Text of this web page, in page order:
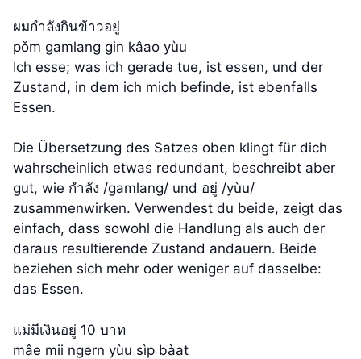
ผมกำลังกินข้าวอยู่
pǒm gamlang gin kâao yùu
Ich esse; was ich gerade tue, ist essen, und der
Zustand, in dem ich mich befinde, ist ebenfalls
Essen.
Die Übersetzung des Satzes oben klingt für dich
wahrscheinlich etwas redundant, beschreibt aber
gut, wie กำลัง /gamlang/ und อยู่ /yùu/
zusammenwirken. Verwendest du beide, zeigt das
einfach, dass sowohl die Handlung als auch der
daraus resultierende Zustand andauern. Beide
beziehen sich mehr oder weniger auf dasselbe:
das Essen.
แม่มีเงินอยู่ 10 บาท
mâe mii ngern yùu sìp bàat